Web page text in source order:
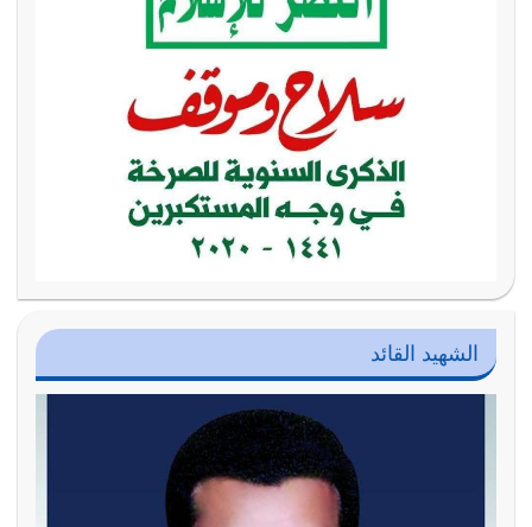
الشهيد القائد